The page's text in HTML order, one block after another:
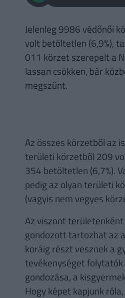
Jelenleg 9986 védőnői
volt betöltetlen (6,9%),
011 körzet szerepelt a
lassan csökken, bár
megszűnt.
Az összes körzetből az
területi körzetből 209
354 betöltetlen (6,7%).
pedig az olyan területi
(vagyis nem vegyes
Az viszont
gondozott tartozhat az
koráig részt vesznek a
tevékenységet folytatók
gondozása, a
Hogy képet kapjunk